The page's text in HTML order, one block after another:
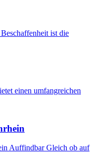
ist die
einen umfangreichen
Auffindbar Gleich ob auf